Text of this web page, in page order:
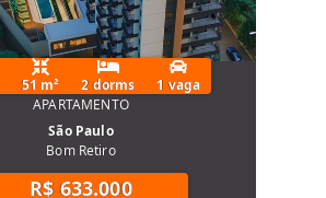
51 m² 2 dorms
1 vaga
APARTAMENTO
São Paulo
Bom Retiro
R$ 633.000